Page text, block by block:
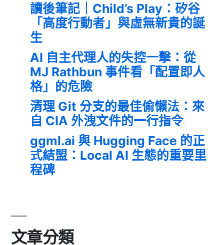
讀後筆記｜Child’s Play：矽谷
「高度行動者」與虛無新貴的誕
生
AI 自主代理人的失控一擊：從
MJ Rathbun 事件看「配置即人
格」的危險
清理 Git 分支的最佳偷懶法：來
自 CIA 外洩文件的一行指令
ggml.ai 與 Hugging Face 的正
式結盟：Local AI 生態的重要里
程碑
文章分類